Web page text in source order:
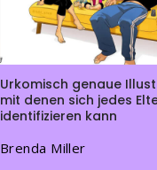
Urkomisch genaue
mit denen sich jedes
identifizieren kann
Brenda Miller